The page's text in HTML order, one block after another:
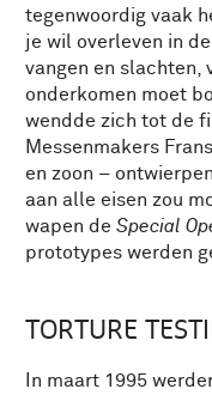
tegenwoordig vaak
je wil overleven in
vangen en slachten,
onderkomen moet
wendde zich tot de
Messenmakers
en zoon –
aan alle eisen zou
wapen de Special
prototypes werden
TORTURE
In maart 1995